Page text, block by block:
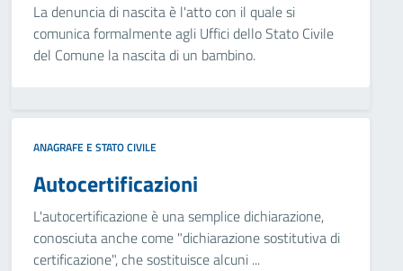
La denuncia di nascita è l'atto con il quale si
comunica formalmente agli Uffici dello Stato Civile
del Comune la nascita di un bambino.
ANAGRAFE E STATO CIVILE
Autocertificazioni
L'autocertificazione è una semplice dichiarazione,
conosciuta anche come "dichiarazione sostitutiva di
certificazione", che sostituisce alcuni ...